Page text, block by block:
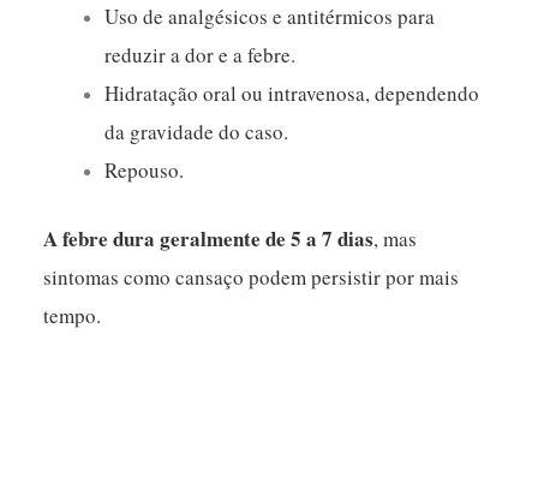
Uso de analgésicos e antitérmicos para
reduzir a dor e a febre.
Hidratação oral ou intravenosa, dependendo
da gravidade do caso.
Repouso.
A febre dura geralmente de 5 a 7 dias, mas
sintomas como cansaço podem persistir por mais
tempo.